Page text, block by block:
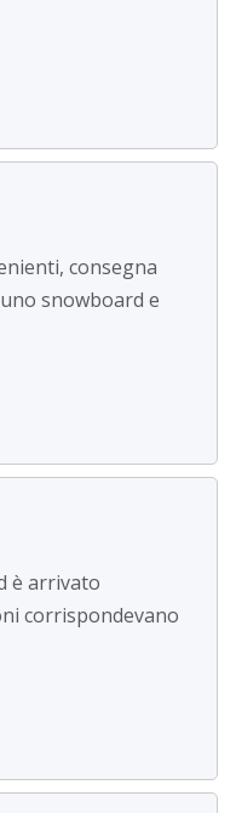
consegna
snowboard e
è arrivato
corrispondevano